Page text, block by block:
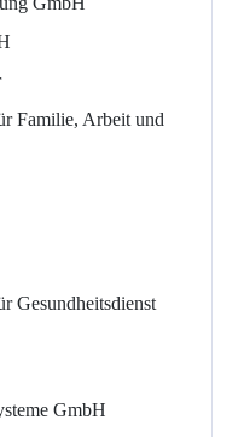
Familie, Arbeit und
Gesundheitsdienst
GmbH